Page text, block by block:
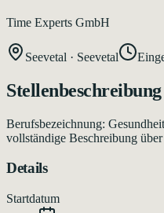
Time Experts GmbH
Seevetal · Seevetal
Stellenbeschreibung
Berufsbezeichnung:
vollständige Beschreibung
Details
Startdatum